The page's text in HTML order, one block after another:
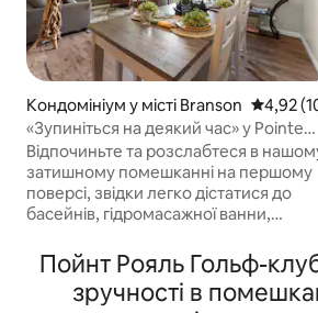
Кондомініум у місті Branson Середня
4,92
«Зупиніться на деякий час» у Pointe
Royale на 18-му фервеї
Відпочиньте та розслабтеся в
затишному помешканні на першому
поверсі, звідки легко дістатися до
басейнів, гідромасажної ванни,
також 18-лункового поля для гольфу
професійним магазином.
в затишку чудово облаштованого
Пойнт Рояль Гольф-
зручності в